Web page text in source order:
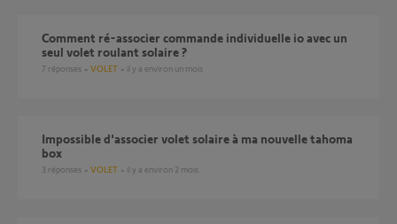
Comment ré-associer commande individuelle io avec un
seul volet roulant solaire ?
7 réponses VOLET il y a environ un mois
Impossible d'associer volet solaire à ma nouvelle tahoma
box
3 réponses VOLET il y a environ 2 mois